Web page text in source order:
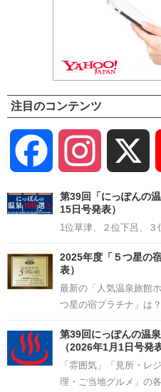
注目のコンテンツ
Facebook Instagram
第39回「にっぽんの
15日号発表）
1位草津、２位下呂、３
2025年度「５つ星の
表）
最新の「人気温泉旅館
つ星の宿プラチナ」は？
第39回にっぽんの温
（2026年1月1日号発表
「雰囲気」「見所・レ
理・ご当地グルメ」の